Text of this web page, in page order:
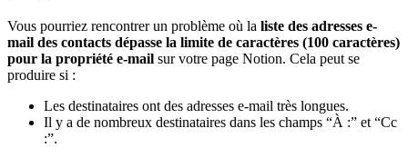
Vous pourriez rencontrer un problème où la liste des adresses e-
mail des contacts dépasse la limite de caractères (100 caractères)
pour la propriété e-mail sur votre page Notion. Cela peut se
produire si :
Les destinataires ont des adresses e-mail très longues.
Il y a de nombreux destinataires dans les champs “À :” et “Cc
:”.